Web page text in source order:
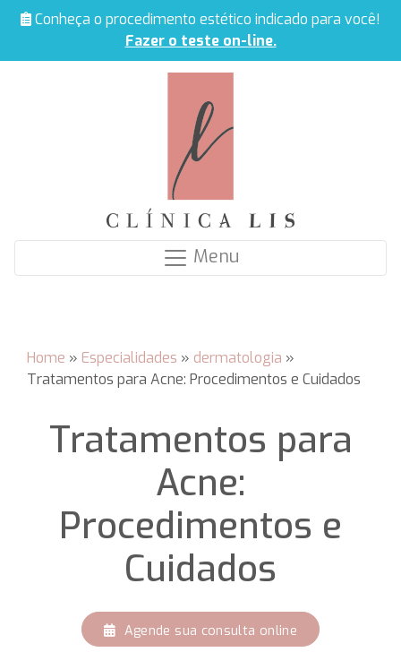
Conheça o procedimento estético indicado para você!
Fazer o teste on-line.
Menu
Home » Especialidades » dermatologia »
Tratamentos para Acne: Procedimentos e Cuidados
Tratamentos para
Acne:
Procedimentos e
Cuidados
Agende sua consulta online